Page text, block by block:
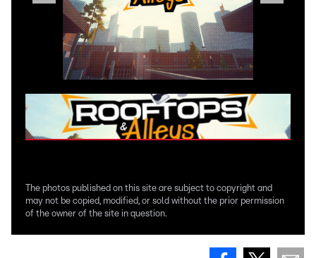
The photos published on this site are subject to copyright and
may not be copied, modified, or sold without the prior permission
of the owner of the site in question.